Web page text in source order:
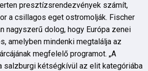
presztízsrendezvények számít,
a csillagos eget ostromolják. Fischer
nagyszerű dolog, hogy Európa zenei
amelyben mindenki megtalálja az
megfelelő programot. „A
kétségkívül az elit kategóriába